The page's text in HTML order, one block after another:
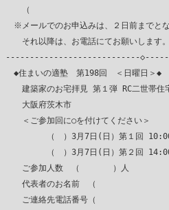
（　　　　　　　　　　　　　　　　　
※メールでのお申込みは、２日前までとな
それ以降は、お電話にてお願いします。
----------------------------
◆住まいの適塾　第198回　＜日曜日＞◆
建築家のお宅拝見 第１弾 RC二世帯住
大阪府茨木市
＜ご参加回に○を付けてください＞
（　）3月7日(日）第１回
（　）3月7日(日）第２回
ご参加人数　（　　　　）人
代表者のお名前　（　　　　　　　　　
ご連絡先電話番号（　　　　　　　　　